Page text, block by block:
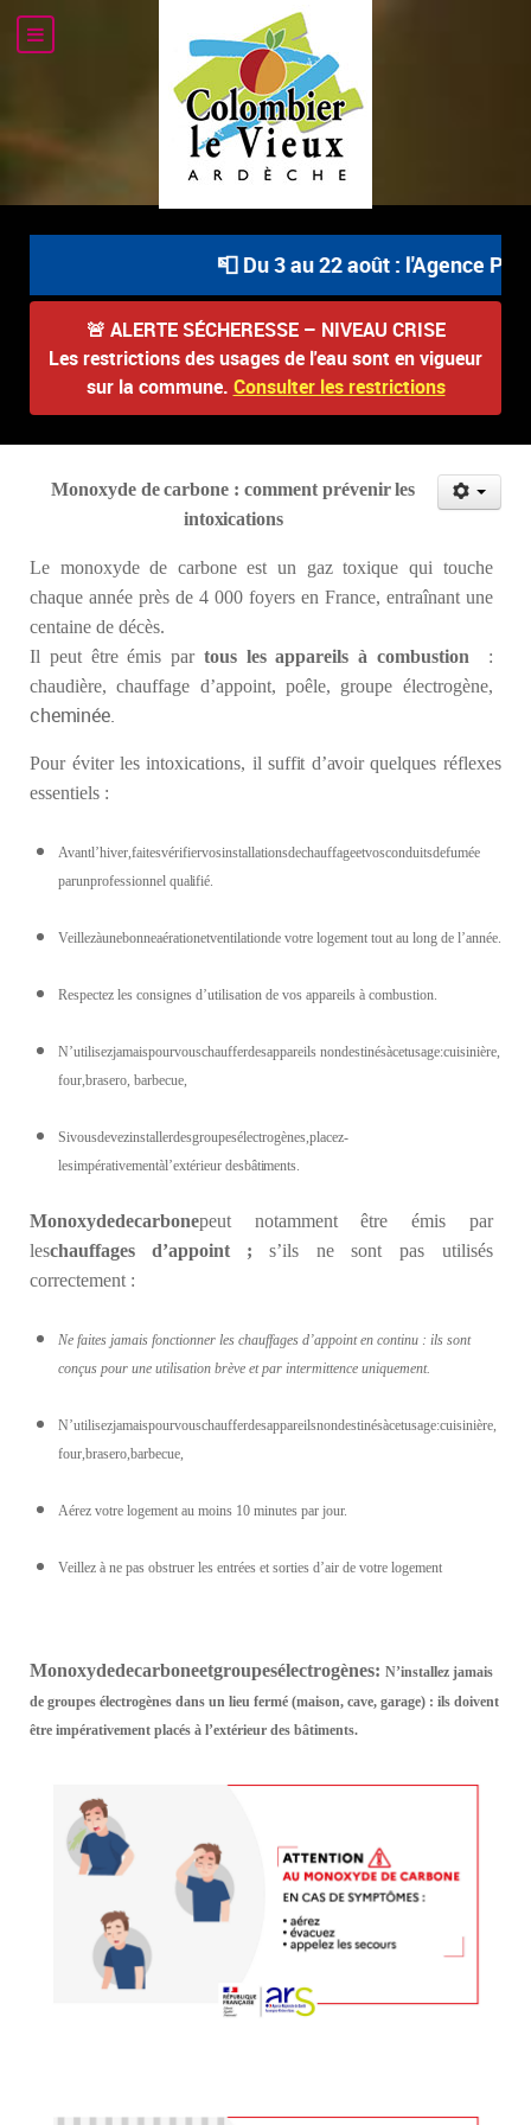
📮 Du 3 au 22 août : l'Agence
🚨 ALERTE SÉCHERESSE – NIVEAU CRISE
Les restrictions des usages de l'eau sont en vigueur
sur la commune. Consulter les restrictions
Monoxyde de carbone : comment prévenir les
intoxications
Le monoxyde de carbone est un gaz toxique qui touche
chaque année près de 4 000 foyers en France, entraînant une
centaine de décès.
Il peut être émis par tous les appareils à combustion
:
chaudière, chauffage d’appoint, poêle, groupe électrogène,
cheminée.
Pour éviter les intoxications, il suffit d’avoirquelques réflexes
essentiels :
Avantl’hiver,faitesvérifiervosinstallationsdechauffageetvosconduitsdefumée
parunprofessionnel qualifié.
Veillezàunebonneaérationetventilationde votre logement tout au long de l’année.
Respectez les consignes d’utilisation de vos appareils à combustion.
N’utilisezjamaispourvouschaufferdesappareils nondestinésàcetusage:cuisinière,
four,brasero, barbecue,
Sivousdevezinstallerdesgroupesélectrogènes,placez-
lesimpérativementàl’extérieur desbâtiments.
Monoxydedecarbonepeut notamment être émis par
leschauffages d’appoint; s’ils ne sont pas utilisés
correctement :
Ne faites jamais fonctionner les chauffages d’appoint en continu : ils sont
conçus pour une utilisation brève et par intermittence uniquement.
N’utilisezjamaispourvouschaufferdesappareilsnondestinésàcetusage:cuisinière,
four,brasero,barbecue,
Aérez votre logement au moins 10 minutes par jour.
Veillez à ne pas obstruer les entrées et sorties d’air de votre logement
Monoxydedecarboneetgroupesélectrogènes: N’installez jamais
de groupes électrogènes dans un lieu fermé (maison, cave, garage) : ils doivent
être impérativement placés à l’extérieur des bâtiments.